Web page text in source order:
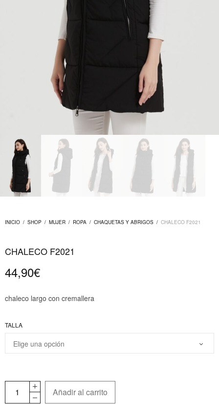
INICIO / SHOP / MUJER / ROPA / CHAQUETAS Y ABRIGOS / CHALECO F2021
CHALECO F2021
44,90€
chaleco largo con cremallera
TALLA
Añadir al carrito